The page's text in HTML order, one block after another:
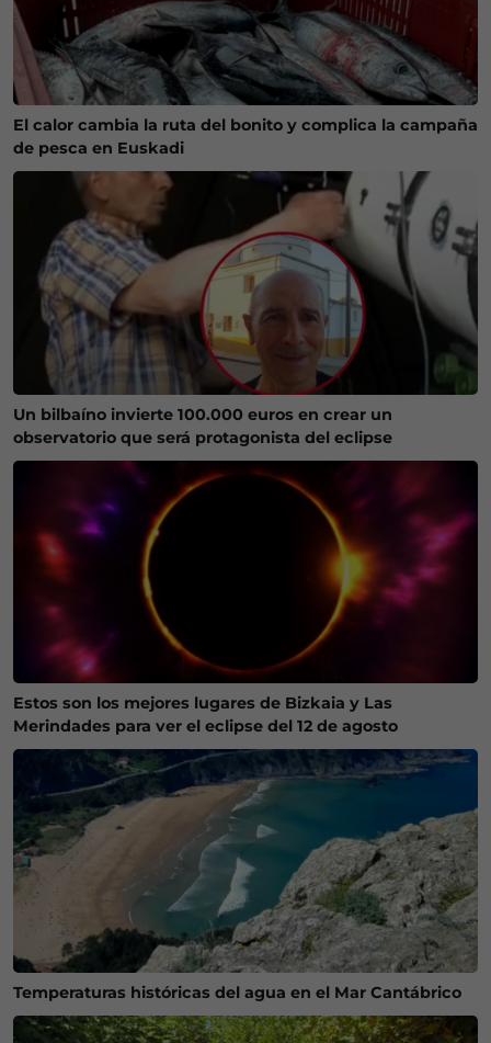
El calor cambia la ruta del bonito y complica la campaña
de pesca en Euskadi
Un bilbaíno invierte 100.000 euros en crear un
observatorio que será protagonista del eclipse
Estos son los mejores lugares de Bizkaia y Las
Merindades para ver el eclipse del 12 de agosto
Temperaturas históricas del agua en el Mar Cantábrico